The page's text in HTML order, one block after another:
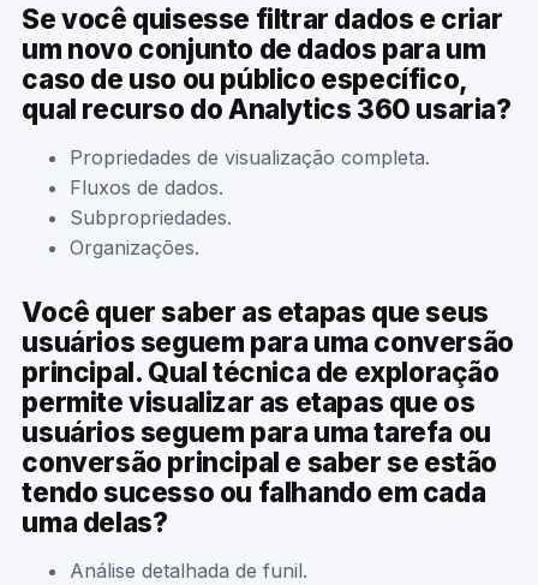
Se você quisesse filtrar dados e criar
um novo conjunto de dados para um
caso de uso ou público específico,
qual recurso do Analytics 360 usaria?
Propriedades de visualização completa.
Fluxos de dados.
Subpropriedades.
Organizações.
Você quer saber as etapas que seus
usuários seguem para uma conversão
principal. Qual técnica de exploração
permite visualizar as etapas que os
usuários seguem para uma tarefa ou
conversão principal e saber se estão
tendo sucesso ou falhando em cada
uma delas?
Análise detalhada de funil.